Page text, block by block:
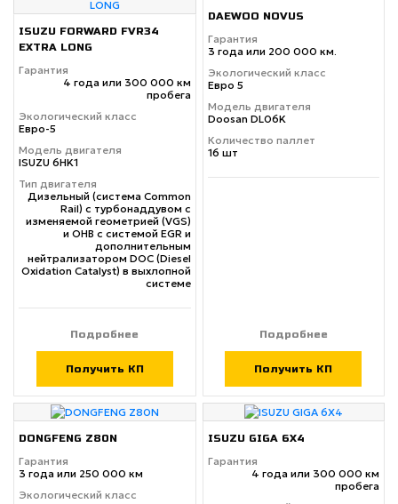
ISUZU FORWARD FVR34
EXTRA LONG
Гарантия
4 года или 300 000 км
пробега
Экологический класс
Евро-5
Модель двигателя
ISUZU 6HK1
Тип двигателя
Дизельный (система Common
Rail) с турбонаддувом с
изменяемой геометрией (VGS)
и ОНВ с системой EGR и
дополнительным
нейтрализатором DOC (Diesel
Oxidation Catalyst) в выхлопной
системе
Подробнее
Получить КП
DAEWOO NOVUS
Гарантия
3 года или 200 000 км.
Экологический класс
Евро 5
Модель двигателя
Doosan DL06K
Количество паллет
16 шт
Подробнее
Получить КП
DONGFENG Z80N
Гарантия
3 года или 250 000 км
Экологический класс
ISUZU GIGA 6X4
Гарантия
4 года или 300 000 км
пробега